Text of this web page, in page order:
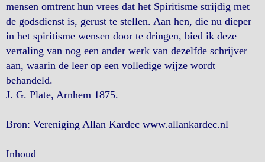
mensen omtrent hun vrees dat het Spiritisme strijdig met
de godsdienst is, gerust te stellen. Aan hen, die nu dieper
in het spiritisme wensen door te dringen, bied ik deze
vertaling van nog een ander werk van dezelfde schrijver
aan, waarin de leer op een volledige wijze wordt
behandeld.
J. G. Plate, Arnhem 1875.
Bron: Vereniging Allan Kardec www.allankardec.nl
Inhoud